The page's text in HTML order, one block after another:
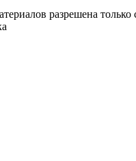
разрешена только